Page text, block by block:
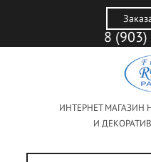
8
ИНТЕРНЕТ
И